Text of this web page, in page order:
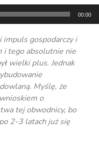
00:00
impuls gospodarczy i
i tego absolutnie nie
wielki plus. Jednak
Myślę, że
o
tej obwodnicy, bo
2-3 latach już się